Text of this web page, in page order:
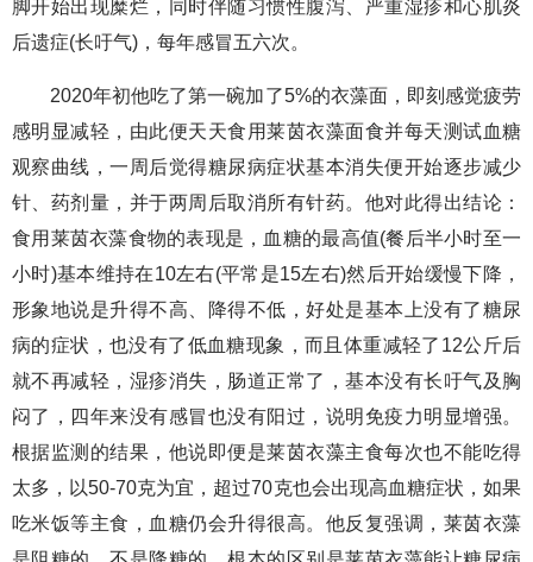
脚开始出现糜烂，同时伴随习惯性腹泻、严重湿疹和心肌炎
后遗症(长吁气)，每年感冒五六次。
2020年初他吃了第一碗加了5%的衣藻面，即刻感觉疲劳
感明显减轻，由此便天天食用莱茵衣藻面食并每天测试血糖
观察曲线，一周后觉得糖尿病症状基本消失便开始逐步减少
针、药剂量，并于两周后取消所有针药。他对此得出结论：
食用莱茵衣藻食物的表现是，血糖的最高值(餐后半小时至一
小时)基本维持在10左右(平常是15左右)然后开始缓慢下降，
形象地说是升得不高、降得不低，好处是基本上没有了糖尿
病的症状，也没有了低血糖现象，而且体重减轻了12公斤后
就不再减轻，湿疹消失，肠道正常了，基本没有长吁气及胸
闷了，四年来没有感冒也没有阳过，说明免疫力明显增强。
根据监测的结果，他说即便是莱茵衣藻主食每次也不能吃得
太多，以50-70克为宜，超过70克也会出现高血糖症状，如果
吃米饭等主食，血糖仍会升得很高。他反复强调，莱茵衣藻